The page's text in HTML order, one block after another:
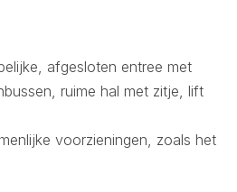
afgesloten entree met
ruime hal met zitje, lift
voorzieningen, zoals het